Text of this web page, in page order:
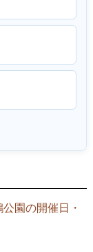
園の開催日・